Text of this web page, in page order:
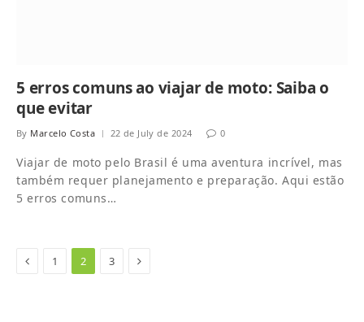
5 erros comuns ao viajar de moto: Saiba o
que evitar
By Marcelo Costa 22 de July de 2024 0
Viajar de moto pelo Brasil é uma aventura incrível, mas
também requer planejamento e preparação. Aqui estão
5 erros comuns…
Previous
1 2 3 Next